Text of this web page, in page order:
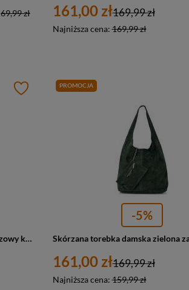
69,99 zł 161,00 zł
Najniższa cena:169,99 zł
169,99 zł
Skórzana torebka damska worek zamszowy khaki - Vera Pelle U35
PROMOCJA
-5%
161,00 zł
Najniższa cena:159,99 zł
169,99 zł